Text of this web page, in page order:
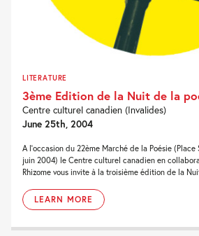
LITERATURE
3ème Edition de la Nuit de la
Centre culturel canadien (Invalides)
June 25th, 2004
A l’occasion du 22ème Marché de la Poésie
juin 2004) le Centre culturel canadien en
Rhizome vous invite à la troisième édition de la
LEARN MORE